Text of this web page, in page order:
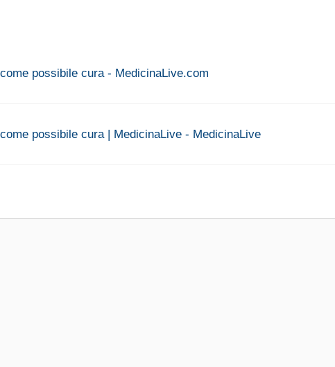
possibile cura - MedicinaLive.com
possibile cura | MedicinaLive - MedicinaLive